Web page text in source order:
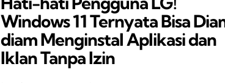
Windows 11 Ternyata Bisa
diam Menginstal Aplikasi dan
Iklan Tanpa Izin